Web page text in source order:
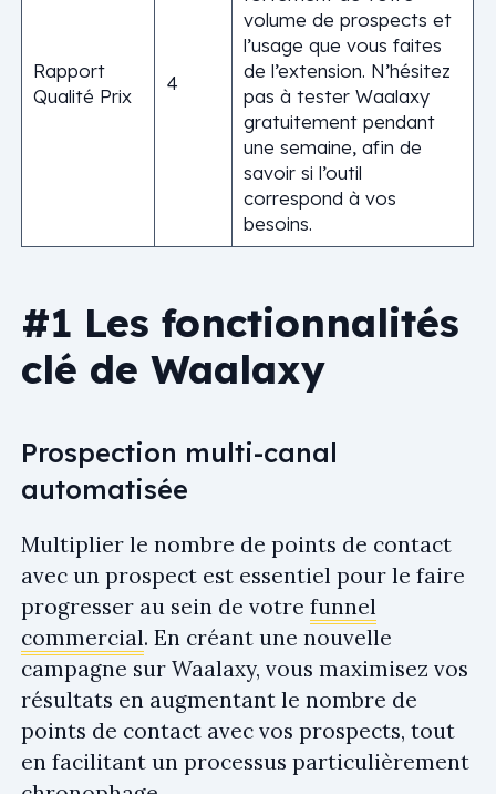
Rapport
Qualité Prix
4
volume de prospects et
l’usage que vous faites
de l’extension. N’hésitez
pas à tester Waalaxy
gratuitement pendant
une semaine, afin de
savoir si l’outil
correspond à vos
besoins.
#1 Les fonctionnalités
clé de Waalaxy
Prospection multi-canal
automatisée
Multiplier le nombre de points de contact
avec un prospect est essentiel pour le faire
progresser au sein de votre funnel
commercial. En créant une nouvelle
campagne sur Waalaxy, vous maximisez vos
résultats en augmentant le nombre de
points de contact avec vos prospects, tout
en facilitant un processus particulièrement